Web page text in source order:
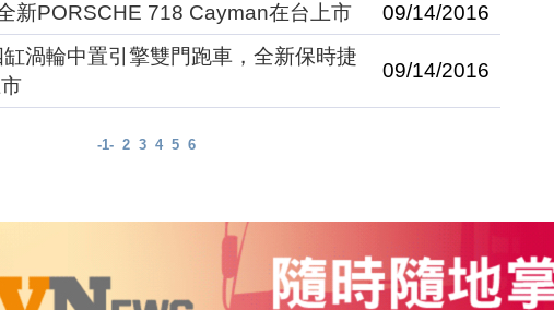
新PORSCHE 718 Cayman在台上市
09/14/2016
渦輪中置引擎雙門跑車，全新保時捷
09/14/2016
-1- 2 3 4 5 6